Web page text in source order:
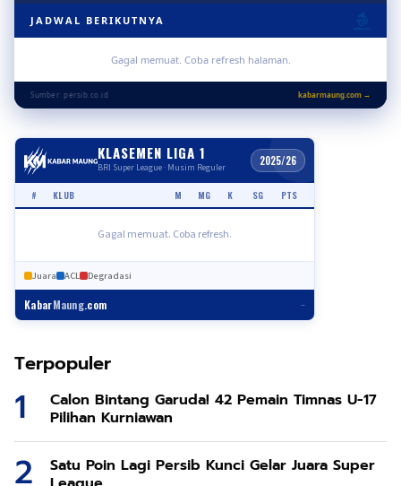
JADWAL BERIKUTNYA
Gagal memuat. Coba refresh halaman.
Sumber: persib.co.id kabarmaung.com →
KLASEMEN LIGA 1
BRI Super League · Musim Reguler 2025/26
# KLUB M MG K SG PTS
Gagal memuat. Coba refresh.
Juara ACL Degradasi
KabarMaung.com –
Terpopuler
Calon Bintang Garuda! 42 Pemain Timnas U-17
Pilihan Kurniawan
Satu Poin Lagi Persib Kunci Gelar Juara Super